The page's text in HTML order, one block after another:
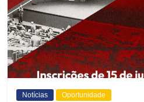
Notícias Oportunidade